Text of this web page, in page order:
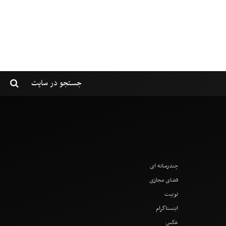
چندرسانه ای
فضای مجازی
توییت
اینستاگرام
عکس